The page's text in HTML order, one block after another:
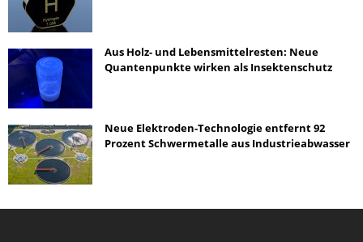
Aus Holz- und Lebensmittelresten: Neue
Quantenpunkte wirken als Insektenschutz
Neue Elektroden-Technologie entfernt 92
Prozent Schwermetalle aus Industrieabwasser